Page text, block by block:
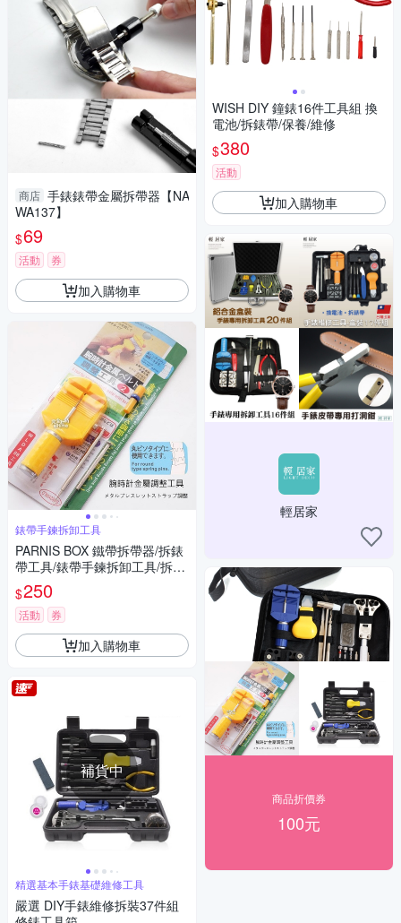
商店 手錶錶帶金屬拆帶器【NA
WA137】
$69
活動 券
加入購物車
錶帶手鍊拆卸工具
PARNIS BOX 鐵帶拆帶器/拆錶
帶工具/錶帶手鍊拆卸工具/拆帶
器/單售 維修手錶DIY #工具02
$250
活動 券
加入購物車
補貨中
精選基本手錶基礎維修工具
嚴選 DIY手錶維修拆裝37件組
WISH DIY 鐘錶16件工具組 換
電池/拆錶帶/保養/維修
$380
活動
加入購物車
輕居家
商品折價券
100元